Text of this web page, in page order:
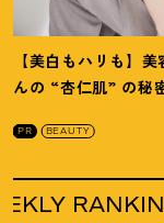
【美白もハリも】
んの “杏仁肌” の秘
PR BEAUTY
RANKING